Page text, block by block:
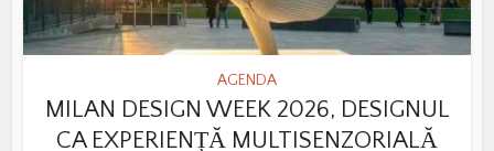
AGENDA
MILAN DESIGN WEEK 2026, DESIGNUL
CA EXPERIENȚĂ MULTISENZORIALĂ